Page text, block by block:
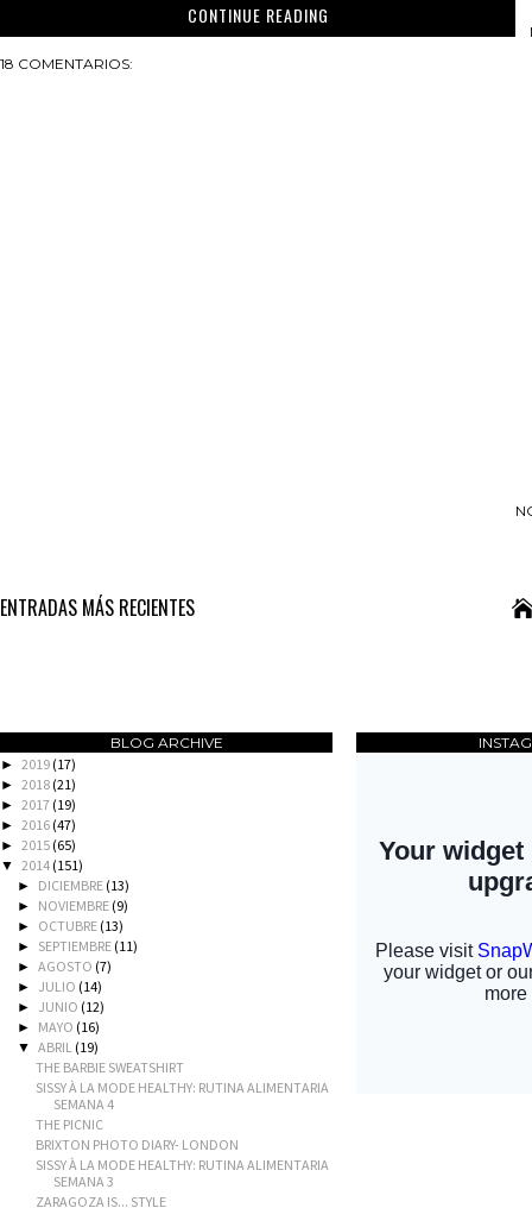
CONTINUE READING
18 COMENTARIOS:
ENTRADAS MÁS RECIENTES
BLOG ARCHIVE
► 2019 (17)
► 2018 (21)
► 2017 (19)
► 2016 (47)
► 2015 (65)
▼ 2014 (151)
► DICIEMBRE (13)
► NOVIEMBRE (9)
► OCTUBRE (13)
► SEPTIEMBRE (11)
►AGOSTO (7)
► JULIO (14)
► JUNIO (12)
► MAYO (16)
▼ABRIL (19)
THE BARBIE SWEATSHIRT
SISSY À LA MODE HEALTHY: RUTINA ALIMENTARIA
SEMANA 4
THE PICNIC
BRIXTON PHOTO DIARY- LONDON
SISSY À LA MODE HEALTHY: RUTINA ALIMENTARIA
SEMANA 3
ZARAGOZA IS... STYLE